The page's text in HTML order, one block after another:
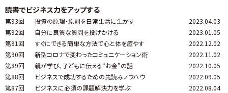
読書でビジネス力をアップする
第93回 投資の原理・原則を日常生活に生かす
2023.04.03
第92回
自分に良質な質問を投げかける
2023.01.05
第91回
すぐにできる簡単な方法で心と体を癒やす
2022.12.02
第90回
新型コロナで変わったコミュニケーション術
2022.11.02
第89回
親が学び、子どもに伝える“お金”の話
2022.10.05
第88回
ビジネスで成功するための先読みノウハウ
2022.09.05
第87回
ビジネスに必須の課題解決力を学ぶ
2022.08.04